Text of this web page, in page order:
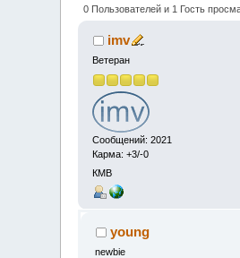
0 Пользователей и 1 Гость
imv
Ветеран
Сообщений: 2021
Карма: +3/-0
КМВ
young
newbie